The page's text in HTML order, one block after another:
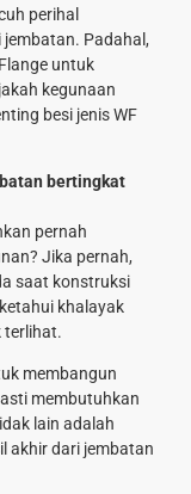
perihal
Padahal,
untuk
kegunaan
besi jenis WF
bertingkat
pernah
Jika pernah,
saat konstruksi
khalayak
terlihat.
membangun
membutuhkan
lain adalah
akhir dari jembatan